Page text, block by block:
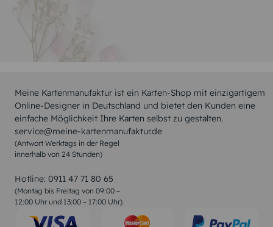
Meine Kartenmanufaktur ist ein Karten-Shop mit einzigartigem
Online-Designer in Deutschland und bietet den Kunden eine
einfache Möglichkeit Ihre Karten selbst zu gestalten.
service@meine-kartenmanufaktur.de
(Antwort Werktags in der Regel
innerhalb von 24 Stunden)
Hotline: 0911 47 71 80 65
(Montag bis Freitag von 09:00 –
12:00 Uhr und 13:00 – 17:00 Uhr)